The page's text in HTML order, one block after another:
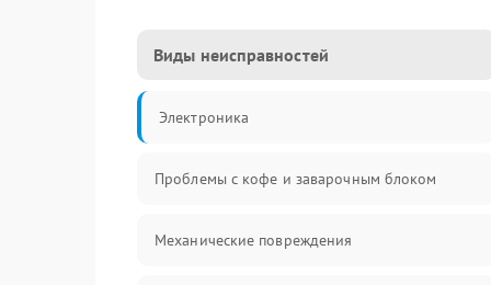
Виды неисправностей
Электроника
Проблемы с кофе и заварочным блоком
Механические повреждения